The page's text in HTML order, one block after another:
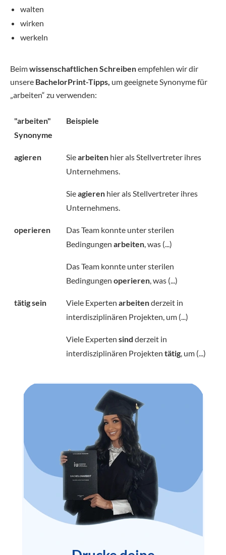
walten
wirken
werkeln
Beimwissenschaftlichen Schreibenempfehlen wir dir
unsere BachelorPrint-Tipps, um geeignete Synonyme für
„arbeiten“ zu verwenden:
"arbeiten"
Synonyme
Beispiele
agieren Siearbeiten hier als Stellvertreter ihres
Unternehmens.
Sieagieren hier als Stellvertreter ihres
Unternehmens.
operieren
Das Team konnte unter sterilen
Bedingungen arbeiten, was (...)
Das Team konnte unter sterilen
Bedingungen operieren, was (...)
tätig sein Viele Experten arbeitenderzeit in
interdisziplinären Projekten, um (...)
Viele Experten sind derzeit in
interdisziplinären Projekten tätig, um (...)